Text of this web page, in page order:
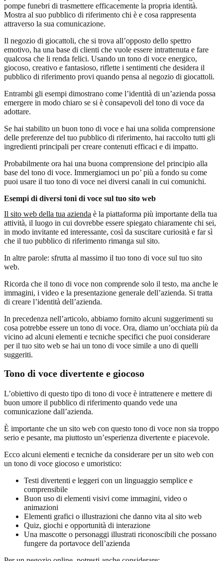
pompe funebri di trasmettere efficacemente la propria identità.
Mostra al suo pubblico di riferimento chi è e cosa rappresenta
attraverso la sua comunicazione.
Il negozio di giocattoli, che si trova all’opposto dello spettro
emotivo, ha una base di clienti che vuole essere intrattenuta e fare
qualcosa che li renda felici. Usando un tono di voce energico,
giocoso, creativo e fantasioso, riflette i sentimenti che desidera il
pubblico di riferimento provi quando pensa al negozio di giocattoli.
Entrambi gli esempi dimostrano come l’identità di un’azienda possa
emergere in modo chiaro se si è consapevoli del tono di voce da
adottare.
Se hai stabilito un buon tono di voce e hai una solida comprensione
delle preferenze del tuo pubblico di riferimento, hai raccolto tutti gli
ingredienti principali per creare contenuti efficaci e di impatto.
Probabilmente ora hai una buona comprensione del principio alla
base del tono di voce. Immergiamoci un po’ più a fondo su come
puoi usare il tuo tono di voce nei diversi canali in cui comunichi.
Esempi di diversi toni di voce sul tuo sito web
Il sito web della tua azienda è la piattaforma più importante della tua
attività, il luogo in cui dovrebbe essere spiegato chiaramente chi sei,
in modo invitante ed interessante, così da suscitare curiosità e far sì
che il tuo pubblico di riferimento rimanga sul sito.
In altre parole: sfrutta al massimo il tuo tono di voce sul tuo sito
web.
Ricorda che il tono di voce non comprende solo il testo, ma anche le
immagini, i video e la presentazione generale dell’azienda. Si tratta
di creare l’identità dell’azienda.
In precedenza nell’articolo, abbiamo fornito alcuni suggerimenti su
cosa potrebbe essere un tono di voce. Ora, diamo un’occhiata più da
vicino ad alcuni elementi e tecniche specifici che puoi considerare
per il tuo sito web se hai un tono di voce simile a uno di quelli
suggeriti.
Tono di voce divertente e giocoso
L’obiettivo di questo tipo di tono di voce è intrattenere e mettere di
buon umore il pubblico di riferimento quando vede una
comunicazione dall’azienda.
È importante che un sito web con questo tono di voce non sia troppo
serio e pesante, ma piuttosto un’esperienza divertente e piacevole.
Ecco alcuni elementi e tecniche da considerare per un sito web con
un tono di voce giocoso e umoristico:
Testi divertenti e leggeri con un linguaggio semplice e
comprensibile
Buon uso di elementi visivi come immagini, video o
animazioni
Elementi grafici o illustrazioni che danno vita al sito web
Quiz, giochi e opportunità di interazione
Una mascotte o personaggi illustrati riconoscibili che possano
fungere da portavoce dell’azienda